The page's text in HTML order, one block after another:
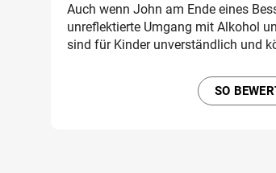
Auch wenn John am Ende eines
unreflektierte Umgang mit Alkohol
sind für Kinder unverständlich und
SO